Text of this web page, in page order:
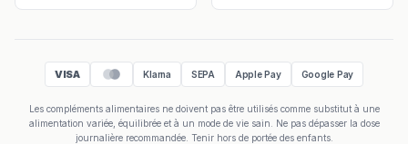
VISA Klarna SEPA Apple Pay Google Pay
Les compléments alimentaires ne doivent pas être utilisés comme substitut à une
alimentation variée, équilibrée et à un mode de vie sain. Ne pas dépasser la dose
journalière recommandée. Tenir hors de portée des enfants.